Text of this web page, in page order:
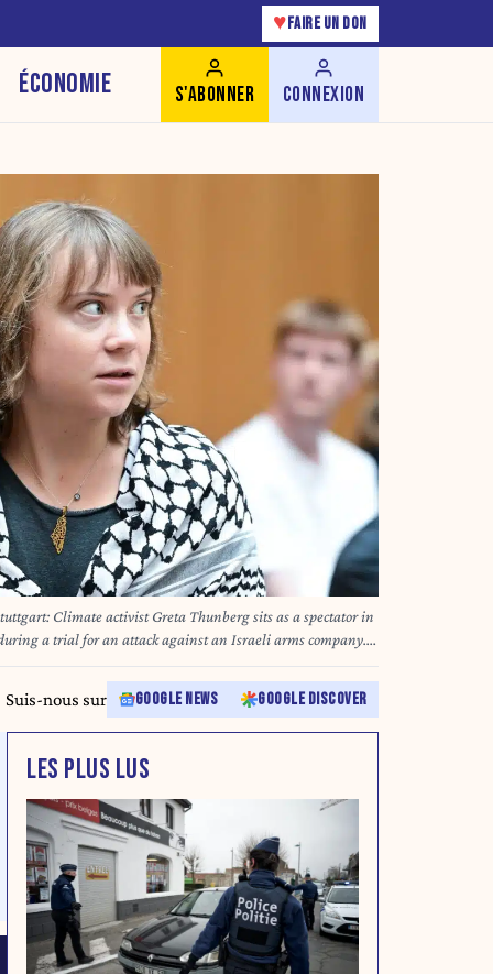
♥ FAIRE UN DON
ÉCONOMIE S'ABONNER CONNEXION
Climate activist Greta Thunberg sits as a spectator in
a trial for an attack against an Israeli arms company.
to the indictment, they broke into an Israeli arms
sprayed the walls and caused millions in damage.
Suis-nous sur GOOGLE NEWS GOOGLE DISCOVER
LES PLUS LUS